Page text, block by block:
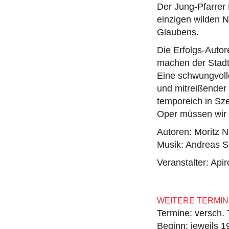
Der Jung-Pfarrer
einzigen wilden
Glaubens.
Die Erfolgs-
machen der
Eine
und
temporeich in
Oper müssen wir
Autoren: Moritz
Musik: Andreas
Veranstalter:
WEITERE
Termine: versch.
Beginn: jeweils